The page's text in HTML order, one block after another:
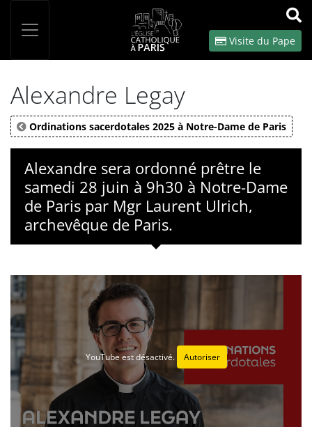
OK
Visite du Pape
Alexandre Legay
Ordinations sacerdotales 2025 à Notre-Dame de Paris
Alexandre sera ordonné prêtre le
samedi 28 juin à 9h30 à Notre-Dame
de Paris par Mgr Laurent Ulrich,
archevêque de Paris.
YouTube est désactivé. Autoriser
Panneau de gestion des cookies